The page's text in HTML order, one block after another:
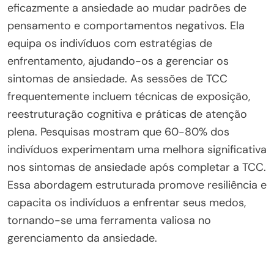
eficazmente a ansiedade ao mudar padrões de
pensamento e comportamentos negativos. Ela
equipa os indivíduos com estratégias de
enfrentamento, ajudando-os a gerenciar os
sintomas de ansiedade. As sessões de TCC
frequentemente incluem técnicas de exposição,
reestruturação cognitiva e práticas de atenção
plena. Pesquisas mostram que 60-80% dos
indivíduos experimentam uma melhora significativa
nos sintomas de ansiedade após completar a TCC.
Essa abordagem estruturada promove resiliência e
capacita os indivíduos a enfrentar seus medos,
tornando-se uma ferramenta valiosa no
gerenciamento da ansiedade.